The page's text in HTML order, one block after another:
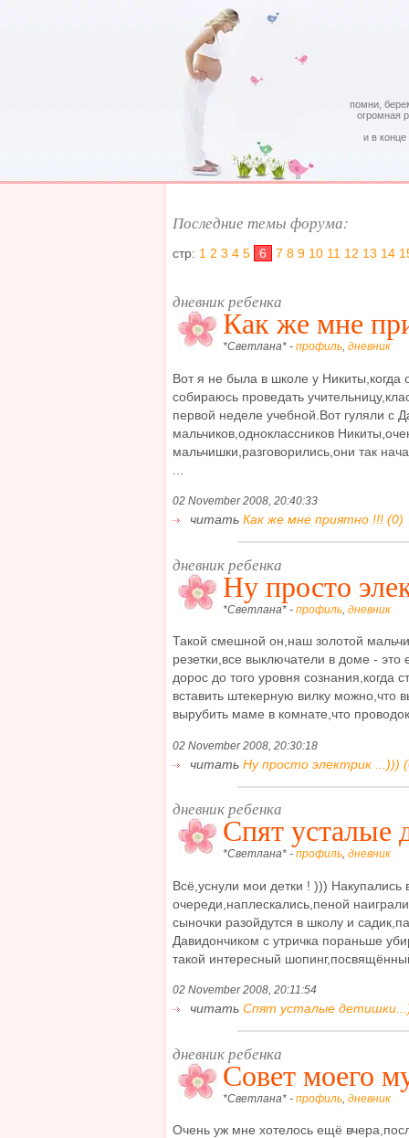
помни,
огромная
и в
Последние темы форума:
стр: 1 2 3 4 5 6 7 8 9 10 11 12 13 14
дневник ребенка
Как же мне
*Светлана* - профиль, дневник
Вот я не была в школе у Никиты,когда
собираюсь проведать
первой неделе учебной.Вот гуляли с
мальчиков,одноклассников
мальчишки,разговорились,они так
02 November 2008, 20:40:33
читать Как же мне приятно !!! (0)
дневник ребенка
Ну просто
*Светлана* - профиль дневник
Такой смешной он,наш золотой
резетки,все выключатели в доме -
дорос до того уровня сознания,когда
вставить штекерную вилку можно,что
вырубить маме в комнате,что
02 November 2008, 20:30:18
читать Ну просто электрик ...)))
дневник ребенка
Спят усталые
*Светлана* - профиль, дневник
Всё,уснули мои детки ! ))) Накупались
очереди,наплескались,пеной
сыночки разойдутся в школу и
Давидончиком с утричка пораньше
такой интересный
02 November 2008, 20:11:54
читать Спят усталые
дневник ребенка
Совет моего
*Светлана* - профиль, дневник
Очень уж мне хотелось ещё